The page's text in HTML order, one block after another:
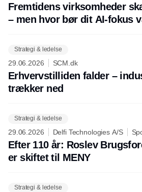
Fremtidens virksomheder
– men hvor bør dit AI-fokus
Strategi & ledelse
29.06.2026 SCM.dk
Erhvervstilliden falder –
trækker ned
Strategi & ledelse
29.06.2026 Delfi Technologies A/S
Efter 110 år: Roslev
er skiftet til MENY
Strategi & ledelse